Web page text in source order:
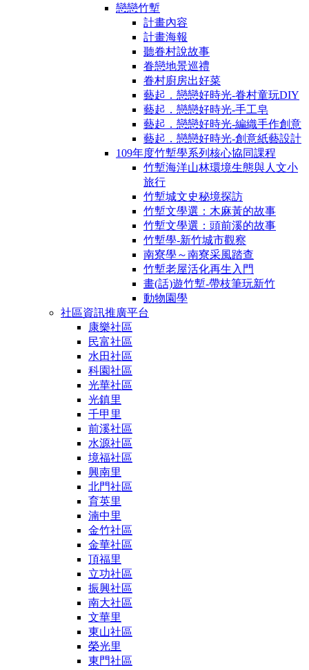
戀戀竹塹
計畫內容
計畫海報
聽眷村說故事
眷戀地景巡禮
眷村廚房出好菜
藝起．戀戀好時光-眷村童玩DIY
藝起．戀戀好時光-手工皂
藝起．戀戀好時光-編織手作創意
藝起．戀戀好時光-創意紙藝設計
109年度竹塹學系列核心協同課程
竹塹海洋山林環境生態與人文小
旅行
竹塹城文史秘境探訪
竹塹文學選：木麻黃的故事
竹塹文學選：頭前溪的故事
竹塹學-新竹城市觀察
南寮學～南寮采風踏查
竹塹老屋活化再生入門
畫(話)遊竹塹-帶枝筆玩新竹
動物園學
社區資訊推廣平台
康樂社區
民富社區
水田社區
科園社區
光華社區
光鎮里
千甲里
前溪社區
水源社區
境福社區
興南里
北門社區
育英里
湳中里
金竹社區
金華社區
頂福里
立功社區
振興社區
南大社區
文華里
東山社區
榮光里
東門社區